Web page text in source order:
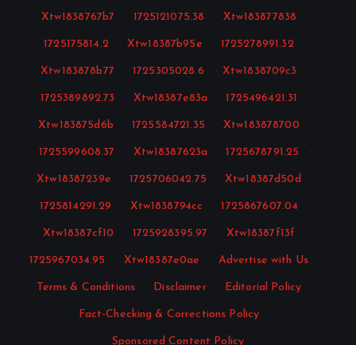
Xtw1838767b7 · 1725121075.38 · Xtw183877838 ·
1725175814.2 · Xtw18387b95e · 1725278991.32 ·
Xtw183878b77 · 1725305028.6 · Xtw1838709c3 ·
1725389892.73 · Xtw18387e83a · 1725496421.31 ·
Xtw183875d6b · 1725584721.35 · Xtw183878700 ·
1725599608.37 · Xtw18387623a · 1725678791.25 ·
Xtw18387239e · 1725706042.75 · Xtw18387d50d ·
1725814291.29 · Xtw1838794cc · 1725867607.04 ·
Xtw18387cf10 · 1725928395.97 · Xtw18387f13f ·
1725967034.95 · Xtw18387e0ae · Advertise with Us ·
Terms & Conditions · Disclaimer · Editorial Policy ·
Fact-Checking & Corrections Policy ·
Sponsored Content Policy